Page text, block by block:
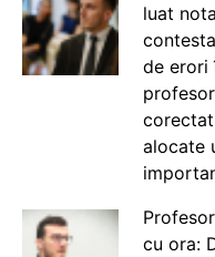
luat
de erori
alocate
cu ora: